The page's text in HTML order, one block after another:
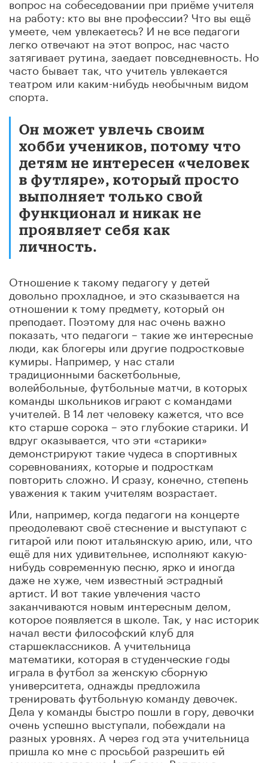
на работу: кто вы вне профессии? Что вы ещё
умеете, чем увлекаетесь? И не все педагоги
легко отвечают на этот вопрос, нас часто
затягивает рутина, заедает повседневность. Но
часто бывает так, что учитель увлекается
театром или каким-нибудь необычным видом
спорта.
Он может увлечь своим
хобби учеников, потому что
детям не интересен «человек
в футляре», который просто
выполняет только свой
функционал и никак не
проявляет себя как
личность.
Отношение к такому педагогу у детей
довольно прохладное, и это сказывается на
отношении к тому предмету, который он
преподает. Поэтому для нас очень важно
показать, что педагоги – такие же интересные
люди, как блогеры или другие подростковые
кумиры. Например, у нас стали
традиционными баскетбольные,
волейбольные, футбольные матчи, в которых
команды школьников играют с командами
учителей. В 14 лет человеку кажется, что все
кто старше сорока – это глубокие старики. И
вдруг оказывается, что эти «старики»
демонстрируют такие чудеса в спортивных
соревнованиях, которые и подросткам
повторить сложно. И сразу, конечно, степень
уважения к таким учителям возрастает.
Или, например, когда педагоги на концерте
преодолевают своё стеснение и выступают с
гитарой или поют итальянскую арию, или, что
ещё для них удивительнее, исполняют какую-
нибудь современную песню, ярко и иногда
даже не хуже, чем известный эстрадный
артист. И вот такие увлечения часто
заканчиваются новым интересным делом,
которое появляется в школе. Так, у нас историк
начал вести философский клуб для
старшеклассников. А учительница
математики, которая в студенческие годы
играла в футбол за женскую сборную
университета, однажды предложила
тренировать футбольную команду девочек.
Дела у команды быстро пошли в гору, девочки
очень успешно выступали, побеждали на
разных уровнях. А через год эта учительница
пришла ко мне с просьбой разрешить ей